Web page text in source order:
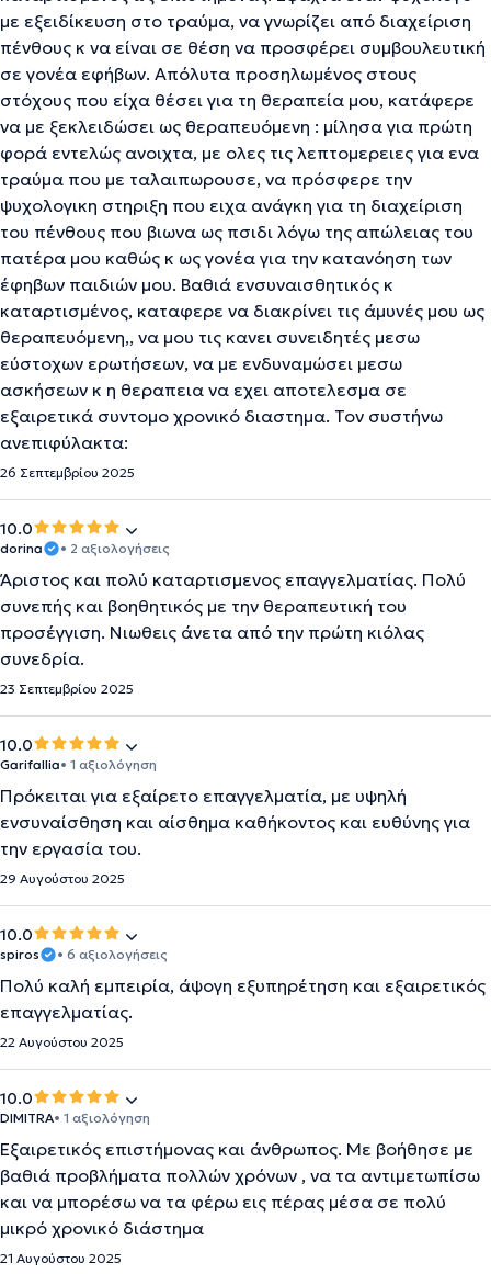
με εξειδίκευση στο τραύμα, να γνωρίζει από διαχείριση
πένθους κ να είναι σε θέση να προσφέρει συμβουλευτική
σε γονέα εφήβων. Απόλυτα προσηλωμένος στους
στόχους που είχα θέσει για τη θεραπεία μου, κατάφερε
να με ξεκλειδώσει ως θεραπευόμενη : μίλησα για πρώτη
φορά εντελώς ανοιχτα, με ολες τις λεπτομερειες για ενα
τραύμα που με ταλαιπωρουσε, να πρόσφερε την
ψυχολογικη στηριξη που ειχα ανάγκη για τη διαχείριση
του πένθους που βιωνα ως πσιδι λόγω της απώλειας του
πατέρα μου καθώς κ ως γονέα για την κατανόηση των
έφηβων παιδιών μου. Βαθιά ενσυναισθητικός κ
καταρτισμένος, καταφερε να διακρίνει τις άμυνές μου ως
θεραπευόμενη,, να μου τις κανει συνειδητές μεσω
εύστοχων ερωτήσεων, να με ενδυναμώσει μεσω
ασκήσεων κ η θεραπεια να εχει αποτελεσμα σε
εξαιρετικά συντομο χρονικό διαστημα. Τον συστήνω
ανεπιφύλακτα:
26 Σεπτεμβρίου 2025
10.0
dorina • 2 αξιολογήσεις
Άριστος και πολύ καταρτισμενος επαγγελματίας. Πολύ
συνεπής και βοηθητικός με την θεραπευτική του
προσέγγιση. Νιωθεις άνετα από την πρώτη κιόλας
συνεδρία.
23 Σεπτεμβρίου 2025
10.0
Garifallia• 1 αξιολόγηση
Πρόκειται για εξαίρετο επαγγελματία, με υψηλή
ενσυναίσθηση και αίσθημα καθήκοντος και ευθύνης για
την εργασία του.
29 Αυγούστου 2025
10.0
spiros • 6 αξιολογήσεις
Πολύ καλή εμπειρία, άψογη εξυπηρέτηση και εξαιρετικός
επαγγελματίας.
22 Αυγούστου 2025
10.0
DIMITRA• 1 αξιολόγηση
Εξαιρετικός επιστήμονας και άνθρωπος. Με βοήθησε με
βαθιά προβλήματα πολλών χρόνων , να τα αντιμετωπίσω
και να μπορέσω να τα φέρω εις πέρας μέσα σε πολύ
μικρό χρονικό διάστημα
21 Αυγούστου 2025